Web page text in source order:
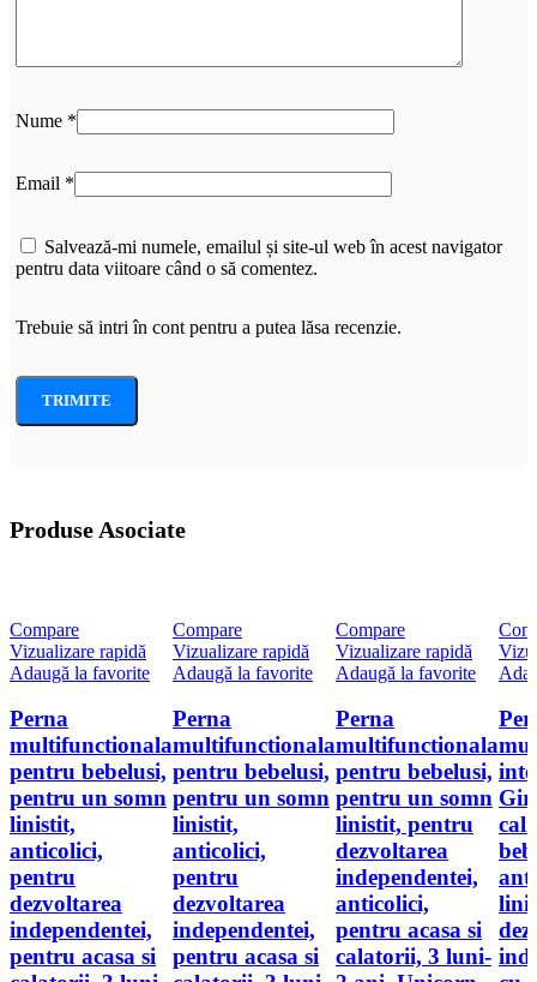
Nume *
Email *
Salvează-mi numele, emailul și site-ul web în acest navigator
pentru data viitoare când o să comentez.
Trebuie să intri în cont pentru a putea lăsa recenzie.
Produse Asociate
Compare
Vizualizare rapidă
Adaugă la favorite
Perna
multifunctionala
pentru bebelusi,
pentru un somn
linistit,
anticolici,
pentru
dezvoltarea
independentei,
pentru acasa si
Compare
Vizualizare rapidă
Adaugă la favorite
Perna
multifunctionala
pentru bebelusi,
pentru un somn
linistit,
anticolici,
pentru
dezvoltarea
independentei,
pentru acasa si
Compare
Vizualizare rapidă
Adaugă la favorite
Perna
multifunctionala
pentru bebelusi,
pentru un somn
linistit, pentru
dezvoltarea
independentei,
anticolici,
pentru acasa si
calatorii, 3 luni-